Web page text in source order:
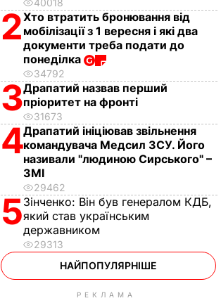
40018
2Хто втратить бронювання від
мобілізації з 1 вересня і які два
документи треба подати до
понеділка
34792
3Драпатий назвав перший
пріоритет на фронті
31673
4Драпатий ініціював звільнення
командувача Медсил ЗСУ. Його
називали "людиною Сирського" –
ЗМІ
29462
5Зінченко: Він був генералом КДБ,
який став українським
державником
29313
НАЙПОПУЛЯРНІШЕ
РЕКЛАМА